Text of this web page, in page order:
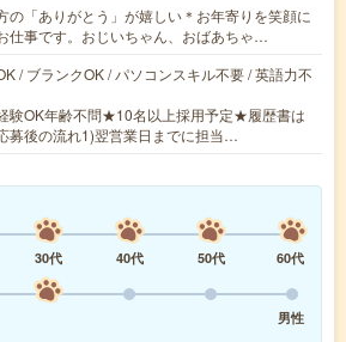
の「ありがとう」が嬉しい＊お年寄りを笑顔に
仕事です。おじいちゃん、おばあちゃ…
/ ブランクOK / パソコンスキル不要 / 英語力不
験OK年齢不問★10名以上採用予定★履歴書は
募後の流れ1)翌営業日までに担当…
30代 40代 50代
60代
男性